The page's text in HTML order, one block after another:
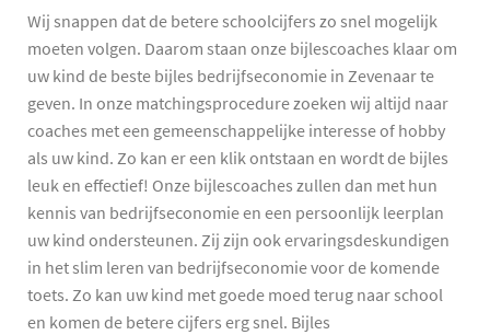
Wij snappen dat de betere schoolcijfers zo snel mogelijk
moeten volgen. Daarom staan onze bijlescoaches klaar om
uw kind de beste bijles bedrijfseconomie in Zevenaar te
geven. In onze matchingsprocedure zoeken wij altijd naar
coaches met een gemeenschappelijke interesse of hobby
als uw kind. Zo kan er een klik ontstaan en wordt de bijles
leuk en effectief! Onze bijlescoaches zullen dan met hun
kennis van bedrijfseconomie en een persoonlijk leerplan
uw kind ondersteunen. Zij zijn ook ervaringsdeskundigen
in het slim leren van bedrijfseconomie voor de komende
toets. Zo kan uw kind met goede moed terug naar school
en komen de betere cijfers erg snel. Bijles